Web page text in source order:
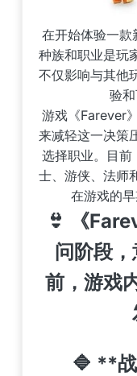
在开始体验一款
种族和职业是玩
不仅影响与其他
验和
游戏《Farever
来减轻这一决策
选择职业。目
士、游侠、法师
在游戏的早
👙 《
问阶段
前，游戏
🔷 **